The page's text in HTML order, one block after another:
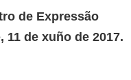
de Expressão
11 de xuño de 2017.